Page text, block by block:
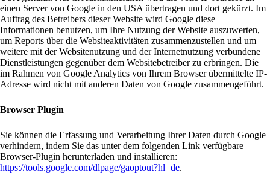
einen Server von Google in den USA übertragen und dort gekürzt. Im
Auftrag des Betreibers dieser Website wird Google diese
Informationen benutzen, um Ihre Nutzung der Website auszuwerten,
um Reports über die Websiteaktivitäten zusammenzustellen und um
weitere mit der Websitenutzung und der Internetnutzung verbundene
Dienstleistungen gegenüber dem Websitebetreiber zu erbringen. Die
im Rahmen von Google Analytics von Ihrem Browser übermittelte IP-
Adresse wird nicht mit anderen Daten von Google zusammengeführt.
Browser Plugin
Sie können die Erfassung und Verarbeitung Ihrer Daten durch Google
verhindern, indem Sie das unter dem folgenden Link verfügbare
Browser-Plugin herunterladen und installieren:
https://tools.google.com/dlpage/gaoptout?hl=de.